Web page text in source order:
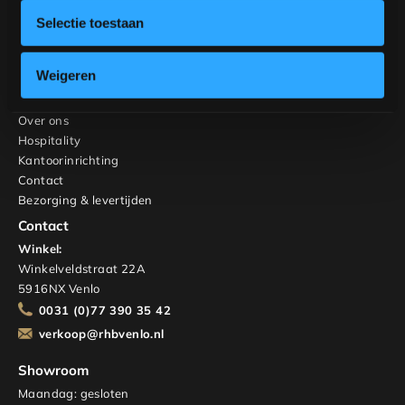
Selectie toestaan
Weigeren
Stoelen
Kasten en TV-meubels
Maatwerk
RHB Home & Living
Over ons
Hospitality
Kantoorinrichting
Contact
Bezorging & levertijden
Contact
Winkel:
Winkelveldstraat 22A
5916NX Venlo
0031 (0)77 390 35 42
verkoop@rhbvenlo.nl
Showroom
Maandag: gesloten